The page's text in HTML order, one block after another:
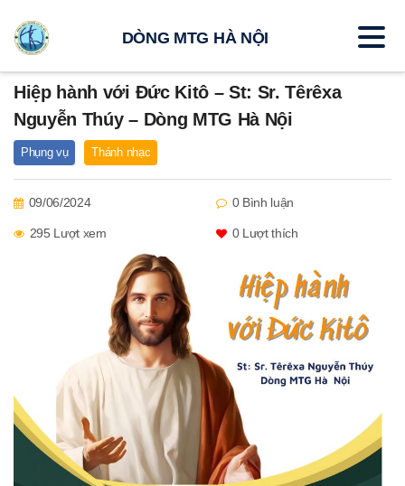
Hiệp hành với Đức Kitô – St: Sr. Têrêxa
Nguyễn Thúy – Dòng MTG Hà Nội
Phụng vụ Thánh nhạc
09/06/2024 0 Bình luận
295 Lượt xem 0Lượt thích
DÒNG MTG HÀ NỘI